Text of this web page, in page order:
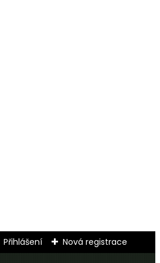
Přihlášení Nová registrace